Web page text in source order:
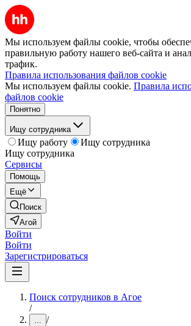
Мы используем файлы cookie, чтобы
правильную работу нашего веб-сайта и
трафик.
Правила использования файлов cookie
Мы используем файлы cookie. Правила
файлов cookie
Понятно
Ищу сотрудника
Ищу работу
Ищу сотрудника
Ищу сотрудника
Сервисы
Помощь
Ещё
Поиск
Агой
Войти
Войти
Зарегистрироваться
Поиск сотрудников в Агое
/
... /